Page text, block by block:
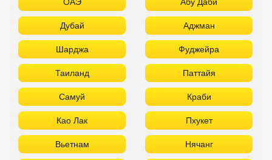
Дубай Аджман
Шарджа Фуджейра
Таиланд Паттайя
Самуй Краби
Као Лак Пхукет
Вьетнам Нячанг